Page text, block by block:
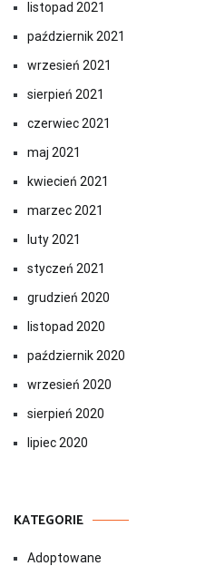
listopad 2021
październik 2021
wrzesień 2021
sierpień 2021
czerwiec 2021
maj 2021
kwiecień 2021
marzec 2021
luty 2021
styczeń 2021
grudzień 2020
listopad 2020
październik 2020
wrzesień 2020
sierpień 2020
lipiec 2020
KATEGORIE
Adoptowane